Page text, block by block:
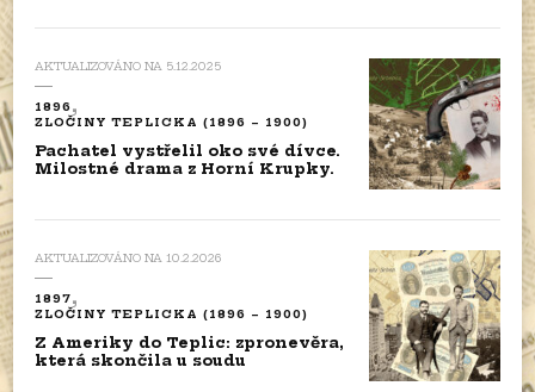
AKTUALIZOVÁNO NA 5.12.2025
1896
ZLOČINY TEPLICKA (1896 – 1900)
Pachatel vystřelil oko své dívce.
Milostné drama z Horní Krupky.
AKTUALIZOVÁNO NA 10.2.2026
1897
ZLOČINY TEPLICKA (1896 – 1900)
Z Ameriky do Teplic: zpronevěra,
která skončila u soudu